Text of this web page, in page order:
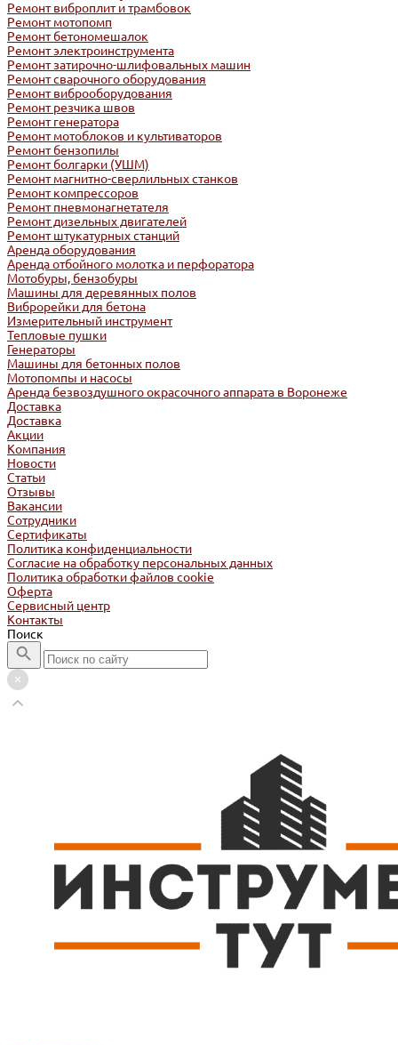
Ремонт виброплит и трамбовок
Ремонт мотопомп
Ремонт бетономешалок
Ремонт электроинструмента
Ремонт затирочно-шлифовальных машин
Ремонт сварочного оборудования
Ремонт виброоборудования
Ремонт резчика швов
Ремонт генератора
Ремонт мотоблоков и культиваторов
Ремонт бензопилы
Ремонт болгарки (УШМ)
Ремонт магнитно-сверлильных станков
Ремонт компрессоров
Ремонт пневмонагнетателя
Ремонт дизельных двигателей
Ремонт штукатурных станций
Аренда оборудования
Аренда отбойного молотка и перфоратора
Мотобуры, бензобуры
Машины для деревянных полов
Виброрейки для бетона
Измерительный инструмент
Тепловые пушки
Генераторы
Машины для бетонных полов
Мотопомпы и насосы
Аренда безвоздушного окрасочного аппарата в Воронеже
Доставка
Доставка
Акции
Компания
Новости
Статьи
Отзывы
Вакансии
Сотрудники
Сертификаты
Политика конфиденциальности
Согласие на обработку персональных данных
Политика обработки файлов cookie
Оферта
Сервисный центр
Контакты
Поиск